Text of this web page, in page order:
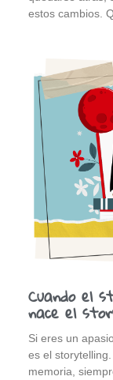
estos cambios.
Cuando el
nace el
Si eres un
es el
memoria,